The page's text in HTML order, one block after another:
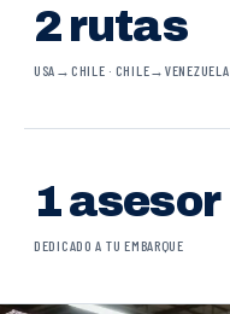
2 rutas
USA→CHILE · CHILE→VENEZUELA
1 asesor
DEDICADO A TU EMBARQUE